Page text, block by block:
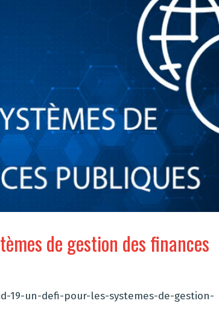
de gestion des finances
19-un-defi-pour-les-systemes-de-gestion-